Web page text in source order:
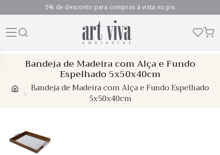
5% de desconto para compras à vista no pix
Bandeja de Madeira com Alça e Fundo
Espelhado 5x50x40cm
Bandeja de Madeira com Alça e Fundo Espelhado
5x50x40cm